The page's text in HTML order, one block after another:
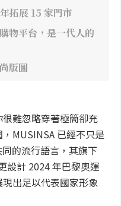
拓展 15 家門市
物平台，是一代人的
版圖
難忽略穿著極簡卻充
MUSINSA 已經不只是
的流行語言，其旗下
設計 2024 年巴黎奧運
出足以代表國家形象